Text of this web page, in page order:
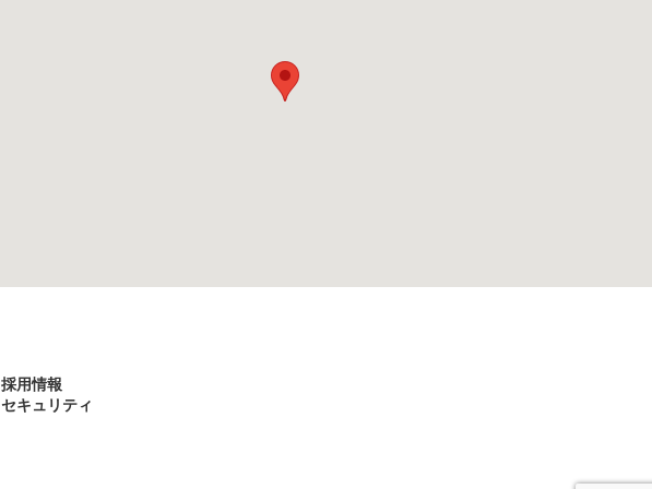
採用情報
セキュリティ